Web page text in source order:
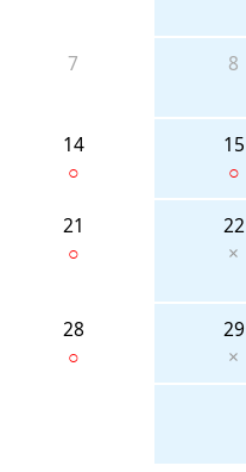
7 8
14
○
15
○
21
○
22
×
28
○
29
×